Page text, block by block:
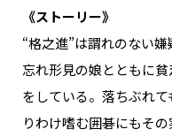
《ストーリー》
“格之進”は謂れのない
忘れ形見の娘とともに
をしている。落ちぶれ
りわけ嗜む囲碁にもそ